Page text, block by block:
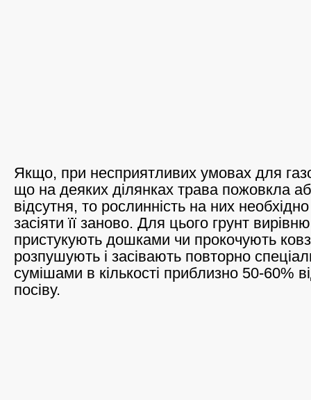
Якщо, при несприятливих умовах для
що на деяких ділянках трава пожовкла
відсутня, то рослинність на них
засіяти її заново. Для цього грунт
пристукують дошками чи прокочують
розпушують і засівають повторно
сумішами в кількості приблизно 50-60%
посіву.